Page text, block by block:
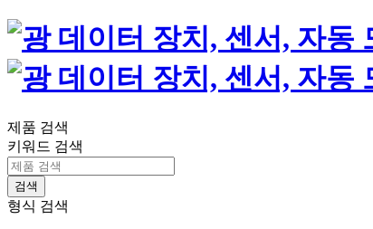
제품 검색
키워드 검색
형식 검색